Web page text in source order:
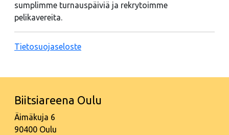
sumplimme turnauspäiviä ja rekrytoimme
pelikavereita.
Tietosuojaseloste
Biitsiareena Oulu
Äimäkuja 6
90400 Oulu